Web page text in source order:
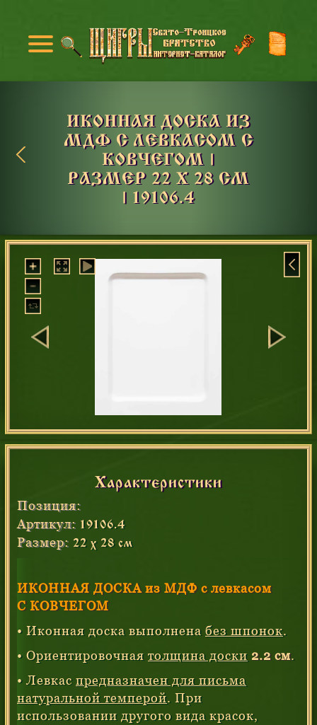
ИКОННАЯ ДОСКА ИЗ
МДФ С ЛЕВКАСОМ С
КОВЧЕГОМ |
РАЗМЕР 22 Х 28 СМ
| 19106.4
Характеристики
Позиция:
Артикул:
19106.4
Размер: 22 х 28 см
ИКОННАЯ ДОСКА из МДФ с левкасом
С КОВЧЕГОМ
• Иконная доска выполнена без шпонок.
• Ориентировочная толщина доски 2.2 см.
• Левкас предназначен для письма
натуральной темперой. При
использовании другого вида красок,